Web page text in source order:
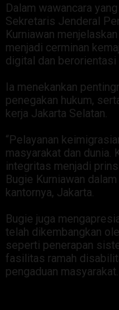
‎Dalam wawancara
Sekretaris Jenderal
Kurniawan
menjadi cerminan
digital dan berorientasi
‎Ia menekankan
penegakan hukum,
kerja Jakarta Selatan.
‎“Pelayanan
masyarakat dan dunia.
integritas menjadi
Bugie Kurniawan
kantornya, Jakarta.
‎Bugie juga
telah dikembangkan
seperti penerapan
fasilitas ramah
pengaduan masyarakat.